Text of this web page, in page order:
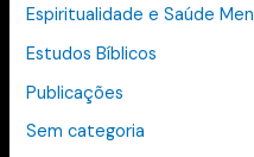
Espiritualidade e Saúde
Estudos Bíblicos
Publicações
Sem categoria